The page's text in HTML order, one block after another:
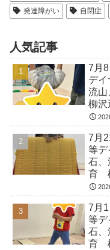
発達障がい
自閉症
人気記事
7月
デイ
流
柳
な
7月
等デ
石
育
気
7月
等デ
石
育